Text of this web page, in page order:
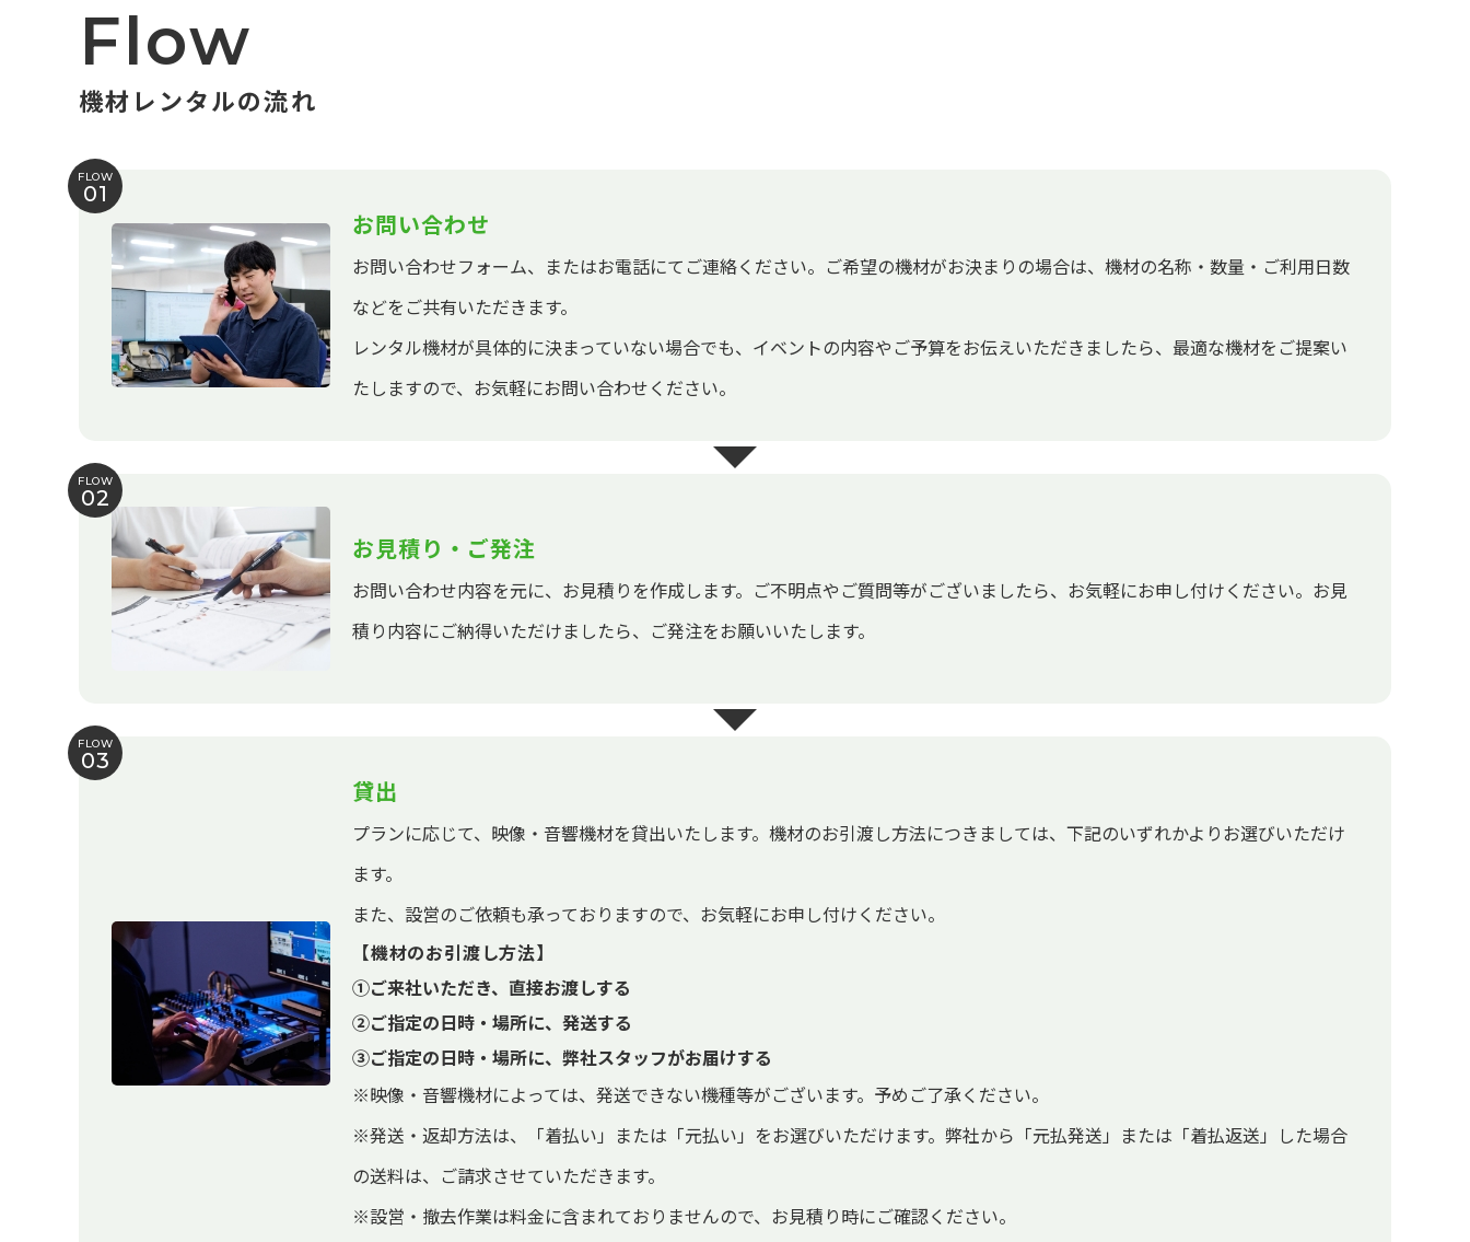
Flow
機材レンタルの流れ
FLOW
01
お問い合わせ
お問い合わせフォーム、またはお電話にてご連絡ください。ご希望の機材がお決まりの場合は、機材の名称・数量・ご利用日数
などをご共有いただきます。
レンタル機材が具体的に決まっていない場合でも、イベントの内容やご予算をお伝えいただきましたら、最適な機材をご提案い
たしますので、お気軽にお問い合わせください。
FLOW
02
お見積り・ご発注
お問い合わせ内容を元に、お見積りを作成します。ご不明点やご質問等がございましたら、お気軽にお申し付けください。お見
積り内容にご納得いただけましたら、ご発注をお願いいたします。
FLOW
03
貸出
プランに応じて、映像・音響機材を貸出いたします。機材のお引渡し方法につきましては、下記のいずれかよりお選びいただけ
ます。
また、設営のご依頼も承っておりますので、お気軽にお申し付けください。
【機材のお引渡し方法】
①ご来社いただき、直接お渡しする
②ご指定の日時・場所に、発送する
③ご指定の日時・場所に、弊社スタッフがお届けする
※映像・音響機材によっては、発送できない機種等がございます。予めご了承ください。
※発送・返却方法は、「着払い」または「元払い」をお選びいただけます。弊社から「元払発送」または「着払返送」した場合
の送料は、ご請求させていただきます。
※設営・撤去作業は料金に含まれておりませんので、お見積り時にご確認ください。